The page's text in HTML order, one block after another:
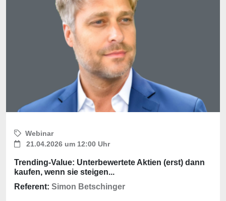
Webinar
21.04.2026 um 12:00 Uhr
Trending-Value: Unterbewertete Aktien (erst) dann
kaufen, wenn sie steigen...
Referent: Simon Betschinger